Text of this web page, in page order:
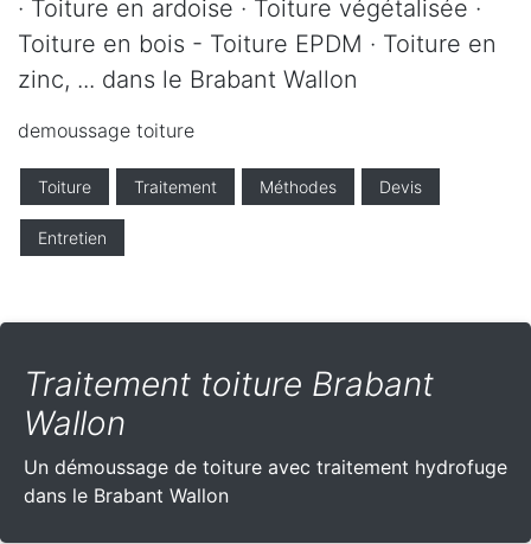
· Toiture en ardoise · Toiture végétalisée ·
Toiture en bois - Toiture EPDM · Toiture en
zinc, ... dans le Brabant Wallon
demoussage toiture
Toiture Traitement Méthodes Devis
Entretien
Traitement toiture Brabant
Wallon
Un démoussage de toiture avec traitement hydrofuge
dans le Brabant Wallon